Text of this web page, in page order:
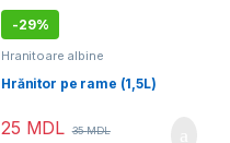
-29%
Hranitoare albine
Hrănitor pe rame (1,5L)
25 MDL 35MDL